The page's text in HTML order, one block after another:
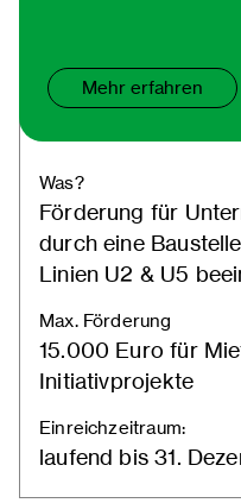
Mehr erfahren
Was?
Förderung für
durch eine
Linien U2 & U5
Max. Förderung
15.000 Euro für
Initiativprojekte
Einreichzeitraum:
laufend bis 31.